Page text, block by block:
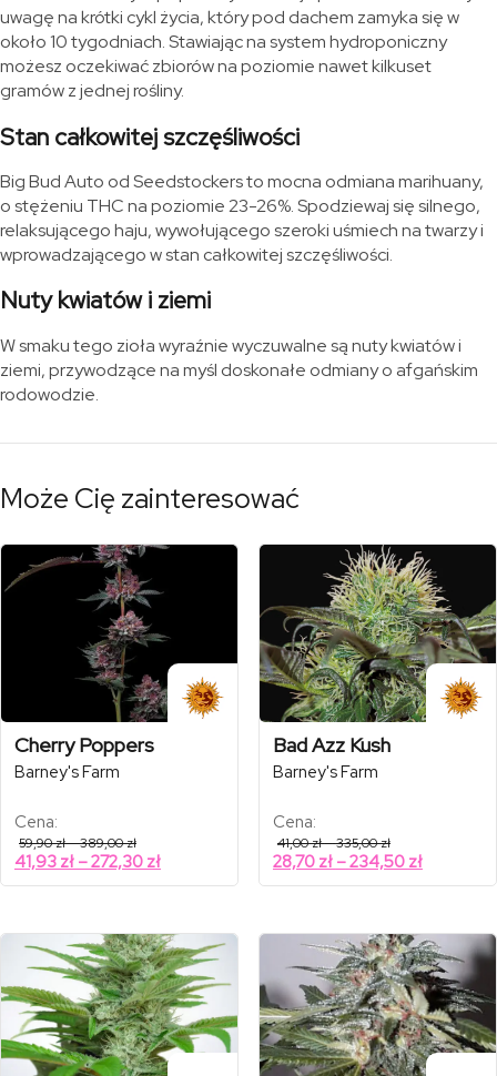
uwagę na krótki cykl życia, który pod dachem zamyka się w
około 10 tygodniach. Stawiając na system hydroponiczny
możesz oczekiwać zbiorów na poziomie nawet kilkuset
gramów z jednej rośliny.
Stan całkowitej szczęśliwości
Big Bud Auto od Seedstockers to mocna odmiana marihuany,
o stężeniu THC na poziomie 23-26%. Spodziewaj się silnego,
relaksującego haju, wywołującego szeroki uśmiech na twarzy i
wprowadzającego w stan całkowitej szczęśliwości.
Nuty kwiatów i ziemi
W smaku tego zioła wyraźnie wyczuwalne są nuty kwiatów i
ziemi, przywodzące na myśl doskonałe odmiany o afgańskim
rodowodzie.
Może Cię zainteresować
Cherry Poppers
Barney's Farm
Cena:
59,90zł–389,00złZakres
cen:
od
59,90 zł
41,93 zł –272,30 złZakres
cen:
do
272,30 zł
Bad Azz Kush
Barney's Farm
Cena:
41,00zł–335,00złZakres
cen:
od
41,00 zł
28,70 zł –234,50 złZakres
cen:
do
234,50 zł